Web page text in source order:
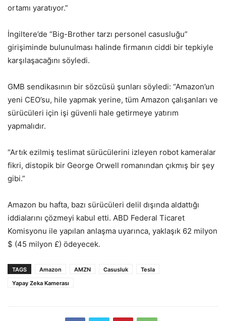
ortamı yaratıyor.”
İngiltere’de “Big-Brother tarzı personel casusluğu”
girişiminde bulunulması halinde firmanın ciddi bir tepkiyle
karşılaşacağını söyledi.
GMB sendikasının bir sözcüsü şunları söyledi: “Amazon’un
yeni CEO’su, hile yapmak yerine, tüm Amazon çalışanları ve
sürücüleri için işi güvenli hale getirmeye yatırım
yapmalıdır.
“Artık ezilmiş teslimat sürücülerini izleyen robot kameralar
fikri, distopik bir George Orwell romanından çıkmış bir şey
gibi.”
Amazon bu hafta, bazı sürücüleri delil dışında aldattığı
iddialarını çözmeyi kabul etti. ABD Federal Ticaret
Komisyonu ile yapılan anlaşma uyarınca, yaklaşık 62 milyon
$ (45 milyon £) ödeyecek.
TAGS Amazon AMZN Casusluk
Tesla
Yapay Zeka Kamerası